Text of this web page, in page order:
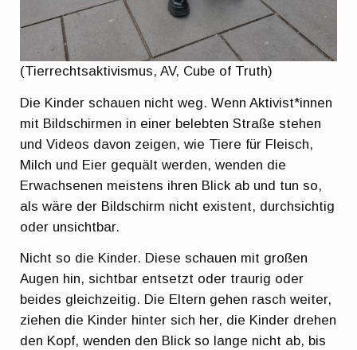
(Tierrechtsaktivismus, AV, Cube of Truth)
Die Kinder schauen nicht weg. Wenn Aktivist*innen
mit Bildschirmen in einer belebten Straße stehen
und Videos davon zeigen, wie Tiere für Fleisch,
Milch und Eier gequält werden, wenden die
Erwachsenen meistens ihren Blick ab und tun so,
als wäre der Bildschirm nicht existent, durchsichtig
oder unsichtbar.
Nicht so die Kinder. Diese schauen mit großen
Augen hin, sichtbar entsetzt oder traurig oder
beides gleichzeitig. Die Eltern gehen rasch weiter,
ziehen die Kinder hinter sich her, die Kinder drehen
den Kopf, wenden den Blick so lange nicht ab, bis